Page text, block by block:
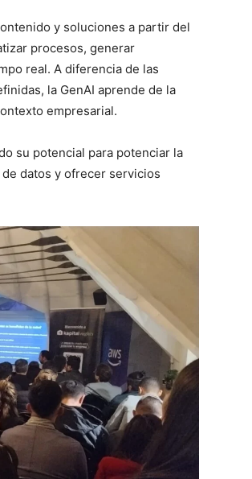
y soluciones a partir del
procesos, generar
real. A diferencia de las
la GenAI aprende de la
empresarial.
su potencial para potenciar la
datos y ofrecer servicios